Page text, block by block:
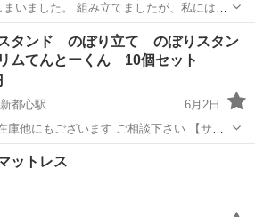
てましたが、私には小
す😢 組み待てた状態でお渡しします。 ご
責任でお願いしま
さいたま新都心駅 その他 木製
タンド のぼり立て のぼりスタン
ムてんとーくん 10個セット
都心駅
6月2日
【色】ホワイト／白色 【適応】直径22～
【材質 】ポリエチレン (PE) ...
さいたま新都心駅
ットレス